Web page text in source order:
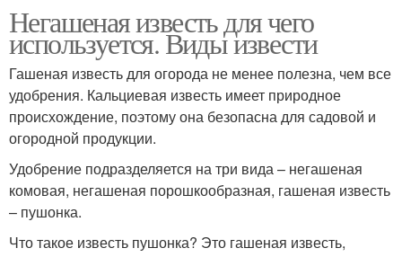
Негашеная известь для чего
используется. Виды извести
Гашеная известь для огорода не менее полезна, чем все
удобрения. Кальциевая известь имеет природное
происхождение, поэтому она безопасна для садовой и
огородной продукции.
Удобрение подразделяется на три вида – негашеная
комовая, негашеная порошкообразная, гашеная известь
– пушонка.
Что такое известь пушонка? Это гашеная известь,